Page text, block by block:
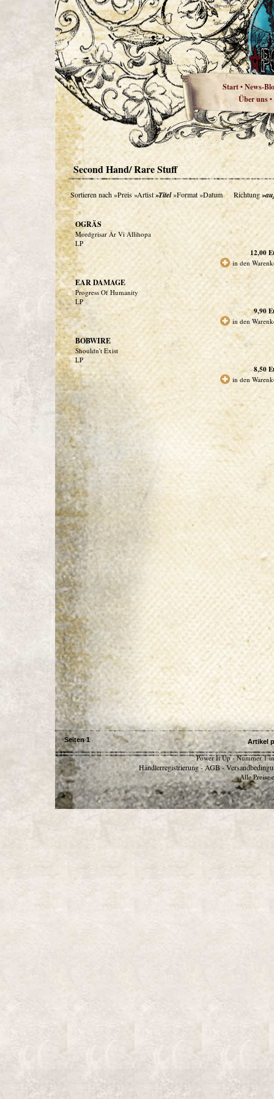
Start•News-
Über uns•
Second Hand/ Rare Stuff
Sortieren nach»Preis»Artist»Titel»Format»Datum Richtung
OGRÄS
Mordgrisar Är Vi Allihopa
LP
12,00
in den
EAR DAMAGE
Progress Of Humanity
LP
9,90
in den
BOBWIRE
Shouldn't Exist
LP
8,50
in den
Seiten 1 Artikel
Power It Up - Nummer 1
Händlerregistrierung - AGB -
Alle Preise